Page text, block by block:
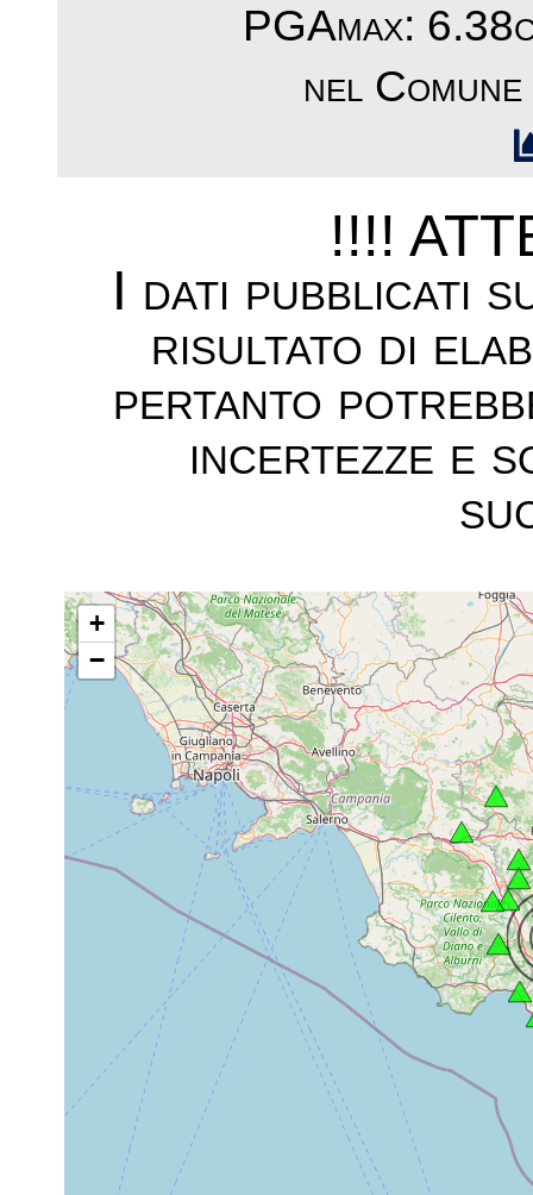
PGAmax:
nel
!!!!
I dati pubblicati
risultato di
pertanto
incertezze e
+
−